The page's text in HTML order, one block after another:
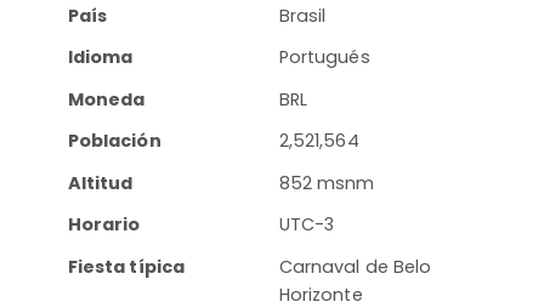
País
Brasil
Idioma
Portugués
Moneda
BRL
Población
2,521,564
Altitud
852 msnm
Horario
UTC-3
Fiesta típica
Carnaval de Belo
Horizonte